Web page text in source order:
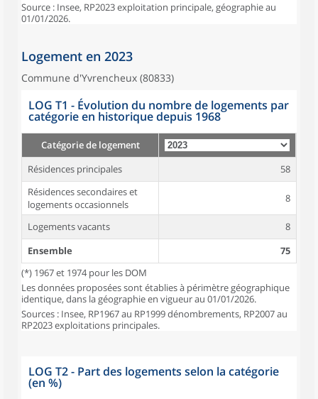
Source : Insee, RP2023 exploitation principale, géographie au
01/01/2026.
Logement en 2023
Commune d'Yvrencheux (80833)
LOG T1 - Évolution du nombre de logements par
catégorie en historique depuis 1968
Catégorie de logement
Résidences principales
58
Résidences secondaires et
logements occasionnels
8
Logements vacants
8
Ensemble
75
(*) 1967 et 1974 pour les DOM
Les données proposées sont établies à périmètre géographique
identique, dans la géographie en vigueur au 01/01/2026.
Sources : Insee, RP1967 au RP1999 dénombrements, RP2007 au
RP2023 exploitations principales.
LOG T2 - Part des logements selon la catégorie
(en %)